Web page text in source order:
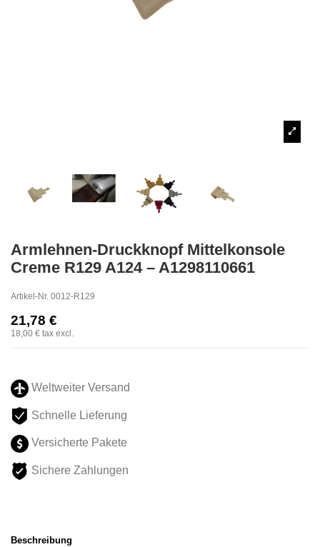
Armlehnen-Druckknopf Mittelkonsole
Creme R129 A124 – A1298110661
Artikel-Nr. 0012-R129
21,78 €
18,00 € tax excl.
Weltweiter Versand
Schnelle Lieferung
Versicherte Pakete
Sichere Zahlungen
Beschreibung